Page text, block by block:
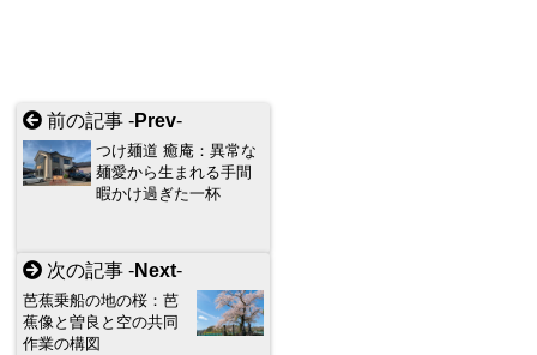
前の記事 -Prev-
つけ麺道 癒庵：異常な
麺愛から生まれる手間
暇かけ過ぎた一杯
次の記事 -Next-
芭蕉乗船の地の桜：芭
蕉像と曽良と空の共同
作業の構図